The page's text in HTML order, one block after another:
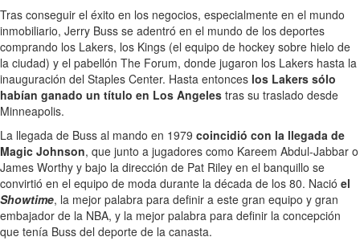
Tras conseguir el éxito en los negocios, especialmente en el mundo
inmobiliario, Jerry Buss se adentró en el mundo de los deportes
comprando los Lakers, los Kings (el equipo de hockey sobre hielo de
la ciudad) y el pabellón The Forum, donde jugaron los Lakers hasta la
inauguración del Staples Center. Hasta entonces los Lakers sólo
habían ganado un título en Los Angeles tras su traslado desde
Minneapolis.
La llegada de Buss al mando en 1979 coincidió con la llegada de
Magic Johnson, que junto a jugadores como Kareem Abdul-Jabbar o
James Worthy y bajo la dirección de Pat Riley en el banquillo se
convirtió en el equipo de moda durante la década de los 80. Nació el
Showtime, la mejor palabra para definir a este gran equipo y gran
embajador de la NBA, y la mejor palabra para definir la concepción
que tenía Buss del deporte de la canasta.